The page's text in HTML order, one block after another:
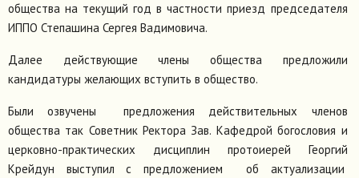
общества на текущий год в частности приезд председателя
ИППО Степашина Сергея Вадимовича.
Далее действующие члены общества предложили
кандидатуры желающих вступить в общество.
Были озвучены предложения действительных членов
общества так Советник Ректора Зав. Кафедрой богословия и
церковно-практических дисциплин протоиерей Георгий
Крейдун выступил с предложением об актуализации